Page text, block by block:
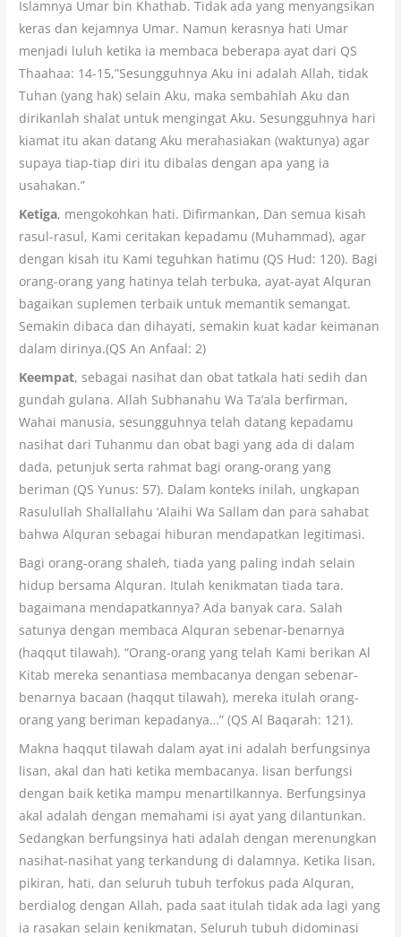
Islamnya Umar bin Khathab. Tidak ada yang menyangsikan
keras dan kejamnya Umar. Namun kerasnya hati Umar
menjadi luluh ketika ia membaca beberapa ayat dari QS
Thaahaa: 14-15,”Sesungguhnya Aku ini adalah Allah, tidak
Tuhan (yang hak) selain Aku, maka sembahlah Aku dan
dirikanlah shalat untuk mengingat Aku. Sesungguhnya hari
kiamat itu akan datang Aku merahasiakan (waktunya) agar
supaya tiap-tiap diri itu dibalas dengan apa yang ia
usahakan.”
Ketiga, mengokohkan hati. Difirmankan, Dan semua kisah
rasul-rasul, Kami ceritakan kepadamu (Muhammad), agar
dengan kisah itu Kami teguhkan hatimu (QS Hud: 120). Bagi
orang-orang yang hatinya telah terbuka, ayat-ayat Alquran
bagaikan suplemen terbaik untuk memantik semangat.
Semakin dibaca dan dihayati, semakin kuat kadar keimanan
dalam dirinya.(QS An Anfaal: 2)
Keempat, sebagai nasihat dan obat tatkala hati sedih dan
gundah gulana. Allah Subhanahu Wa Ta’ala berfirman,
Wahai manusia, sesungguhnya telah datang kepadamu
nasihat dari Tuhanmu dan obat bagi yang ada di dalam
dada, petunjuk serta rahmat bagi orang-orang yang
beriman (QS Yunus: 57). Dalam konteks inilah, ungkapan
Rasulullah Shallallahu ‘Alaihi Wa Sallam dan para sahabat
bahwa Alquran sebagai hiburan mendapatkan legitimasi.
Bagi orang-orang shaleh, tiada yang paling indah selain
hidup bersama Alquran. Itulah kenikmatan tiada tara.
bagaimana mendapatkannya? Ada banyak cara. Salah
satunya dengan membaca Alquran sebenar-benarnya
(haqqut tilawah). “Orang-orang yang telah Kami berikan Al
Kitab mereka senantiasa membacanya dengan sebenar-
benarnya bacaan (haqqut tilawah), mereka itulah orang-
orang yang beriman kepadanya…” (QS Al Baqarah: 121).
Makna haqqut tilawah dalam ayat ini adalah berfungsinya
lisan, akal dan hati ketika membacanya. lisan berfungsi
dengan baik ketika mampu menartilkannya. Berfungsinya
akal adalah dengan memahami isi ayat yang dilantunkan.
Sedangkan berfungsinya hati adalah dengan merenungkan
nasihat-nasihat yang terkandung di dalamnya. Ketika lisan,
pikiran, hati, dan seluruh tubuh terfokus pada Alquran,
berdialog dengan Allah, pada saat itulah tidak ada lagi yang
ia rasakan selain kenikmatan. Seluruh tubuh didominasi